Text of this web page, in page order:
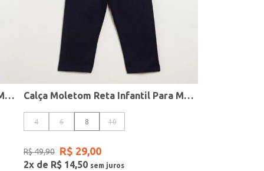
Calça Moletom Reta Infantil Para Menina - PRETO Calça Moletom Reta Infantil Para Menina - MARINHO
4 6 8 10
R$49,90 R$ 29,00
2x de R$ 14,50